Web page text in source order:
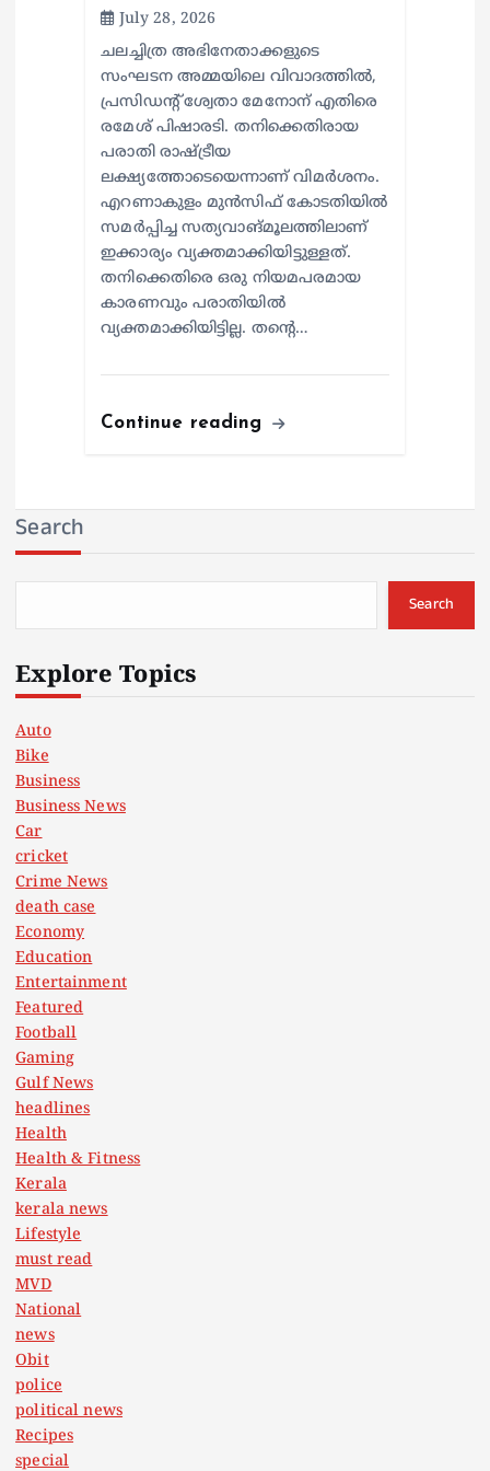
July 28, 2026
ചലച്ചിത്ര അഭിനേതാക്കളുടെ
സംഘടന അമ്മയിലെ വിവാദത്തില്‍,
പ്രസിഡന്റ് ശ്വേതാ മേനോന് എതിരെ
രമേശ് പിഷാരടി. തനിക്കെതിരായ
പരാതി രാഷ്ട്രീയ
ലക്ഷ്യത്തോടെയെന്നാണ് വിമര്‍ശനം.
എറണാകുളം മുന്‍സിഫ് കോടതിയില്‍
സമര്‍പ്പിച്ച സത്യവാങ്മൂലത്തിലാണ്
ഇക്കാര്യം വ്യക്തമാക്കിയിട്ടുള്ളത്.
തനിക്കെതിരെ ഒരു നിയമപരമായ
കാരണവും പരാതിയില്‍
വ്യക്തമാക്കിയിട്ടില്ല. തന്റെ…
Continue reading
Search
Search
Explore Topics
Auto
Bike
Business
Business News
Car
cricket
Crime News
death case
Economy
Education
Entertainment
Featured
Football
Gaming
Gulf News
headlines
Health
Health & Fitness
Kerala
kerala news
Lifestyle
must read
MVD
National
news
Obit
police
political news
Recipes
special